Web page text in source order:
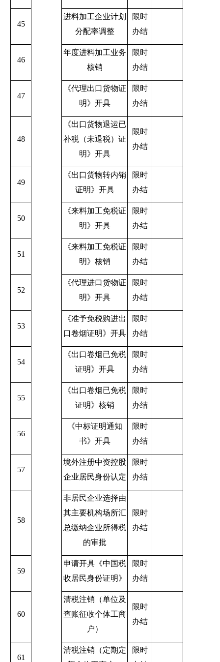
45
进料加工企业计划
分配率调整
限时
办结
46
年度进料加工业务
核销
限时
办结
47
《代理出口货物证
明》开具
限时
办结
48
《出口货物退运已
补税（未退税）证
明》开具
限时
办结
49
《出口货物转内销
证明》开具
限时
办结
50
《来料加工免税证
明》开具
限时
办结
51
《来料加工免税证
明》核销
限时
办结
52
《代理进口货物证
明》开具
限时
办结
53
《准予免税购进出
口卷烟证明》开具
限时
办结
54
《出口卷烟已免税
证明》开具
限时
办结
55
《出口卷烟已免税
证明》核销
限时
办结
56
《中标证明通知
书》开具
限时
办结
57
境外注册中资控股
企业居民身份认定
限时
办结
58
非居民企业选择由
其主要机构场所汇
总缴纳企业所得税
的审批
限时
办结
59
申请开具《中国税
收居民身份证明》
限时
办结
60
清税注销（单位及
查账征收个体工商
户）
限时
办结
61
清税注销（定期定
限时